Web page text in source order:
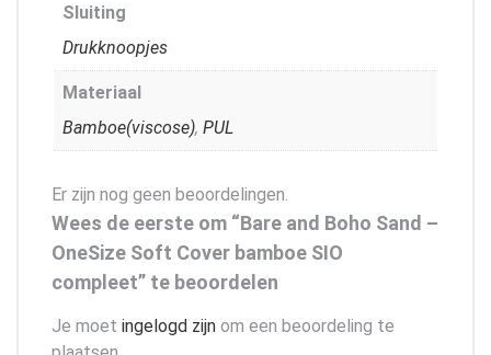
Sluiting
Drukknoopjes
Materiaal
Bamboe(viscose), PUL
Er zijn nog geen beoordelingen.
Wees de eerste om “Bare and Boho Sand –
OneSize Soft Cover bamboe SIO
compleet” te beoordelen
Je moet ingelogd zijn om een beoordeling te